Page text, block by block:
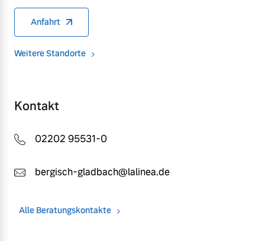
Anfahrt
Weitere Standorte
Kontakt
02202 95531-0
bergisch-gladbach@lalinea.de
Alle Beratungskontakte